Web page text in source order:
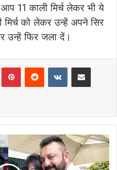
11 काली मिर्च लेकर भी ये
को लेकर उन्हें अपने सिर
उन्हें फिर जला दें।
PinterestReddit VKontakteShare via Email